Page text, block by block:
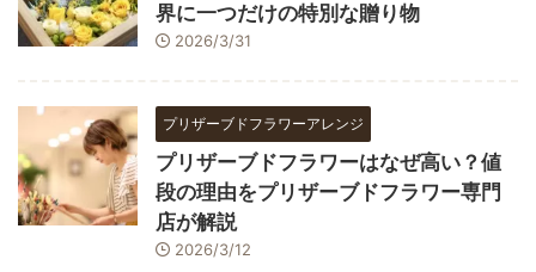
界に一つだけの特別な贈り物
2026/3/31
プリザーブドフラワーアレンジ
プリザーブドフラワーはなぜ高い？値
段の理由をプリザーブドフラワー専門
店が解説
2026/3/12